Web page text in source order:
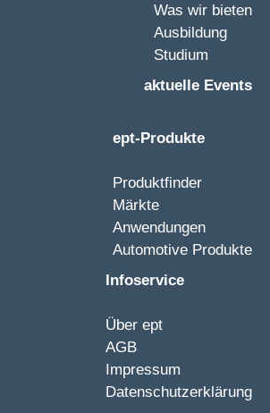
Was wir bieten
Ausbildung
Studium
aktuelle Events
ept-Produkte
Produktfinder
Märkte
Anwendungen
Automotive Produkte
Infoservice
Über ept
AGB
Impressum
Datenschutzerklärung